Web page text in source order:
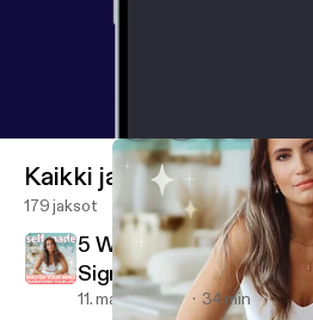
Kaikki jaksot
179 jaksot
5 Ways To Instantly
Signs Your Desires Are
11. marras 2022 34 min